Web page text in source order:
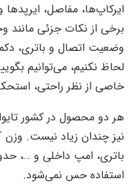
ایرکاپ‌ها، مفاصل،
لحاظ نکنیم، می‌توانیم
خاصی از نظر راحتی،
هر دو محصول در کشور
استفاده حس نمی‌شود.